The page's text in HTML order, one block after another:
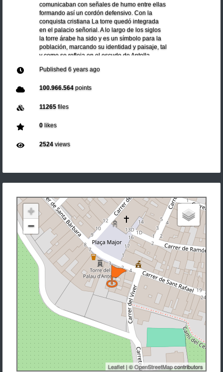
comunicaban con señales de humo entre ellas
formando así un cordón defensivo. Con la
conquista cristiana La torre quedó integrada
en el palacio señorial. A lo largo de los siglos
la torre árabe ha sido y es un símbolo para la
población, marcando su identidad y paisaje, tal
y como se refleja en el escudo de Antella.
Published 6 years ago
100.966.564points
11265files
0likes
2524views
+
−
Leaflet| ©OpenStreetMapcontributors